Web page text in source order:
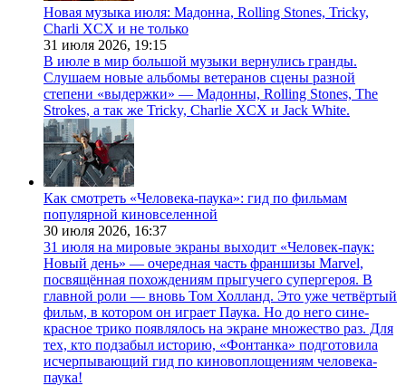
Новая музыка июля: Мадонна, Rolling Stones, Tricky,
Charli XCX и не только
31 июля 2026, 19:15
В июле в мир большой музыки вернулись гранды.
Слушаем новые альбомы ветеранов сцены разной
степени «выдержки» — Мадонны, Rolling Stones, The
Strokes, а так же Tricky, Charlie XCX и Jack White.
Как смотреть «Человека-паука»: гид по фильмам
популярной киновселенной
30 июля 2026, 16:37
31 июля на мировые экраны выходит «Человек-паук:
Новый день» — очередная часть франшизы Marvel,
посвящённая похождениям прыгучего супергероя. В
главной роли — вновь Том Холланд. Это уже четвёртый
фильм, в котором он играет Паука. Но до него сине-
красное трико появлялось на экране множество раз. Для
тех, кто подзабыл историю, «Фонтанка» подготовила
исчерпывающий гид по киновоплощениям человека-
паука!